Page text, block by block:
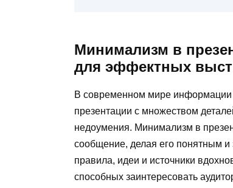
Минимализм в
для эффектных
В современном мире информации
презентации с множеством
недоумения. Минимализм в
сообщение, делая его понятным
правила, идеи и источники
способных заинтересовать